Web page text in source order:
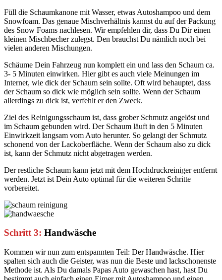
Füll die Schaumkanone mit Wasser, etwas Autoshampoo und dem
Snowfoam. Das genaue Mischverhältnis kannst du auf der Packung
des Snow Foams nachlesen. Wir empfehlen dir, dass Du Dir einen
kleinen Mischbecher zulegst. Den brauchst Du nämlich noch bei
vielen anderen Mischungen.
Schäume Dein Fahrzeug nun komplett ein und lass den Schaum ca.
3- 5 Minuten einwirken. Hier gibt es auch viele Meinungen im
Internet, wie dick der Schaum sein sollte. Oft wird behauptet, dass
der Schaum so dick wie möglich sein sollte. Wenn der Schaum
allerdings zu dick ist, verfehlt er den Zweck.
Ziel des Reinigungsschaum ist, dass grober Schmutz angelöst und
im Schaum gebunden wird. Der Schaum läuft in den 5 Minuten
Einwirkzeit langsam vom Auto herunter. So gelangt der Schmutz
schonend von der Lackoberfläche. Wenn der Schaum also zu dick
ist, kann der Schmutz nicht abgetragen werden.
Der restliche Schaum kann jetzt mit dem Hochdruckreiniger entfernt
werden. Jetzt ist Dein Auto optimal für die weiteren Schritte
vorbereitet.
Schritt 3: Handwäsche
Kommen wir nun zum entspannten Teil: Der Handwäsche. Hier
spalten sich auch die Geister, was nun die Beste und lackschonenste
Methode ist. Als Du damals Papas Auto gewaschen hast, hast Du